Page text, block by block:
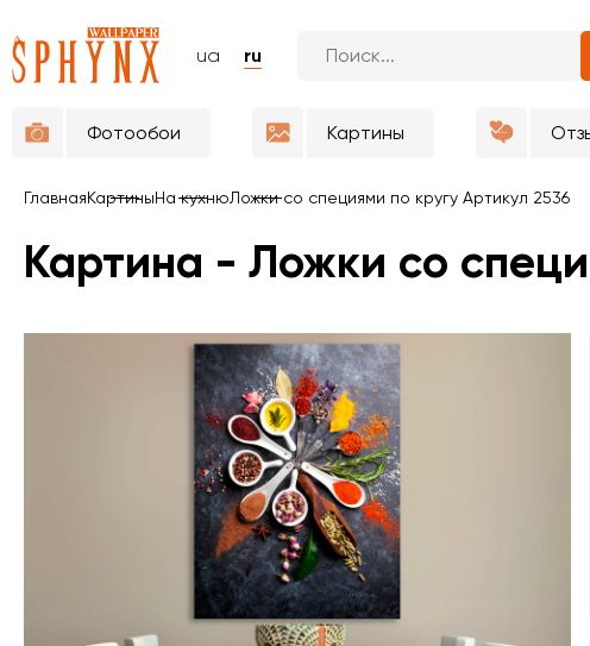
ua ru
Фотообои Картины
ГлавнаяКартиныНа кухнюЛожки со специями по кругу Артикул 2536
Картина - Ложки со